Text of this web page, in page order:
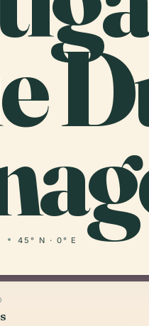
45° N · 0° E